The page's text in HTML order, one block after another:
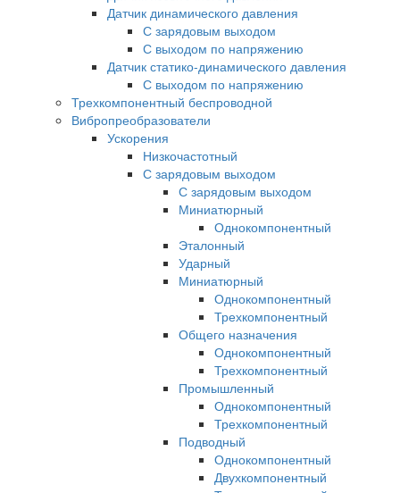
Датчик динамического давления
С зарядовым выходом
С выходом по напряжению
Датчик статико-динамического давления
С выходом по напряжению
Трехкомпонентный беспроводной
Вибропреобразователи
Ускорения
Низкочастотный
С зарядовым выходом
С зарядовым выходом
Миниатюрный
Однокомпонентный
Эталонный
Ударный
Миниатюрный
Однокомпонентный
Трехкомпонентный
Общего назначения
Однокомпонентный
Трехкомпонентный
Промышленный
Однокомпонентный
Трехкомпонентный
Подводный
Однокомпонентный
Двухкомпонентный